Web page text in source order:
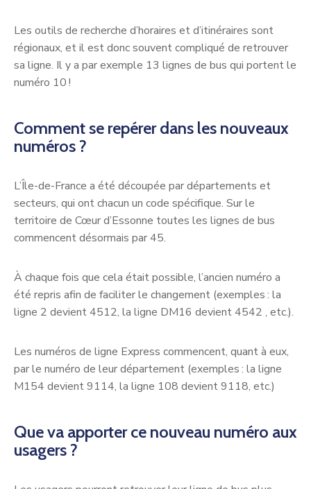
Les outils de recherche d’horaires et d’itinéraires sont
régionaux, et il est donc souvent compliqué de retrouver
sa ligne. Il y a par exemple 13 lignes de bus qui portent le
numéro 10 !
Comment se repérer dans les nouveaux
numéros ?
L’Île-de-France a été découpée par départements et
secteurs, qui ont chacun un code spécifique. Sur le
territoire de Cœur d’Essonne toutes les lignes de bus
commencent désormais par 45.
À chaque fois que cela était possible, l’ancien numéro a
été repris afin de faciliter le changement (exemples : la
ligne 2 devient 4512, la ligne DM16 devient 4542 , etc.).
Les numéros de ligne Express commencent, quant à eux,
par le numéro de leur département (exemples : la ligne
M154 devient 9114, la ligne 108 devient 9118, etc.)
Que va apporter ce nouveau numéro aux
usagers ?